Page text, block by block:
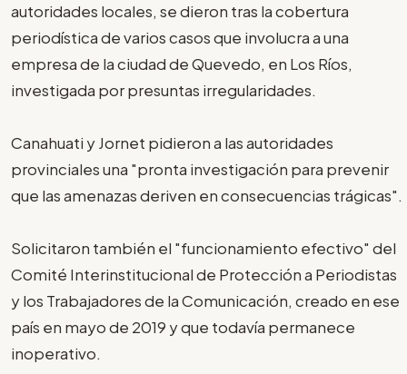
autoridades locales, se dieron tras la cobertura
periodística de varios casos que involucra a una
empresa de la ciudad de Quevedo, en Los Ríos,
investigada por presuntas irregularidades.
Canahuati y Jornet pidieron a las autoridades
provinciales una "pronta investigación para prevenir
que las amenazas deriven en consecuencias trágicas".
Solicitaron también el "funcionamiento efectivo" del
Comité Interinstitucional de Protección a Periodistas
y los Trabajadores de la Comunicación, creado en ese
país en mayo de 2019 y que todavía permanece
inoperativo.